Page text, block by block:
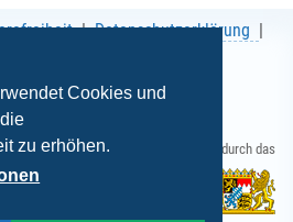
Cookies und
zu erhöhen.
Datenschutzerklärung
Gefördert durch das